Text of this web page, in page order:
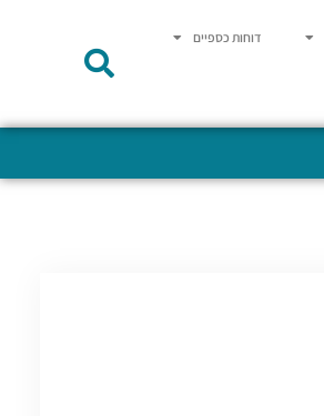
דוחות כספיים